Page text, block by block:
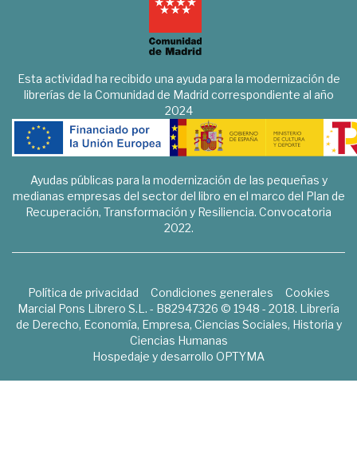
Esta actividad ha recibido una ayuda para la modernización de
librerías de la Comunidad de Madrid correspondiente al año
2024
Ayudas públicas para la modernización de las pequeñas y
medianas empresas del sector del libro en el marco del Plan de
Recuperación, Transformación y Resiliencia. Convocatoria
2022.
Política de privacidad Condiciones generales
Cookies
Marcial Pons Librero S.L. - B82947326 © 1948 - 2018. Librería
de Derecho, Economía, Empresa, Ciencias Sociales, Historia y
Ciencias Humanas
Hospedaje y desarrollo OPTYMA